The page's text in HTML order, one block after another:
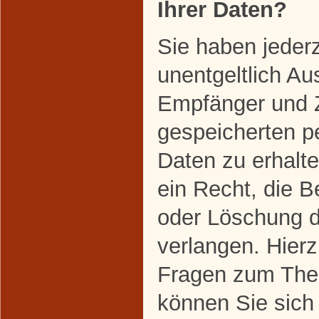
Ihrer Daten?
Sie haben
unentgeltlich
Empfänger und
gespeicherten
Daten zu
ein Recht, die
oder Löschung
verlangen.
Fragen zum
können Sie